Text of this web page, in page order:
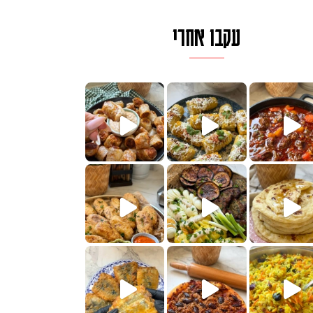
עקבו אחרי
מעודנת מ
ממכרים שמכינים בכמה דקות עב
בשבילכם? בפ
חשבתי מה לחדש לכם ונראה
ההסבר בסרטו
או בתרגום לעברית, מחותניםמתכון ראש